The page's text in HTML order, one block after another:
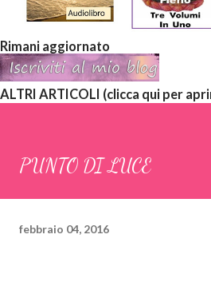
Rimani aggiornato
PUNTO DI LUCE
febbraio 04, 2016